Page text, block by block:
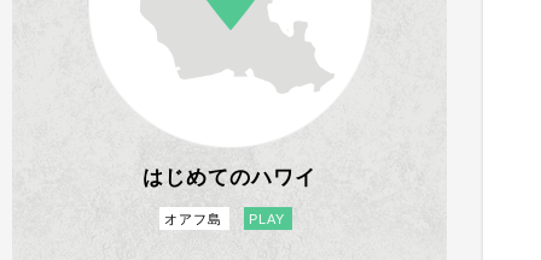
はじめてのハワイ
オアフ島 PLAY